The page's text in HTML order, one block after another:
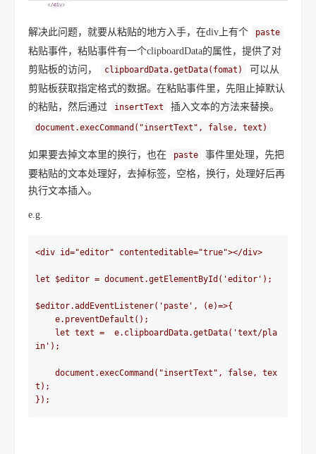
解决此问题，就要从粘贴的地方入手，在div上有个 paste
粘贴事件，粘贴事件有一个clipboardData的属性，提供了对
剪贴板的访问，
clipboardData.getData(fomat)
可以从
剪贴板获取指定格式的数据。在粘贴事件里，先阻止掉默认
的粘贴，然后通过
insertText 插入文本的方法来替换。
document.execCommand("insertText", false, text)
如果要去掉文本里的换行，也在 paste
事件里处理，先把
要粘贴的文本处理好，去掉标签，空格，换行，处理好后再
执行文本插入。
e.g.
<div id="editor" contenteditable="true"></div>
let $editor = document.getElementById('editor');
$editor.addEventListener('paste', (e)=>{
in');
t);
});